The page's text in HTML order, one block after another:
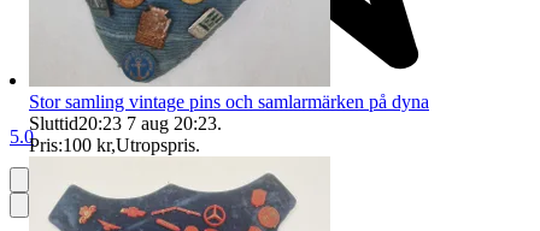
5.0
Stor samling vintage pins och samlarmärken på dyna
Sluttid20:23 7 aug 20:23.
Pris:100 kr,Utropspris.